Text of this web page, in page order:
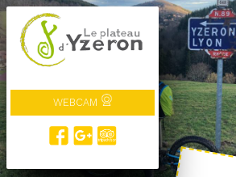
WEBCAM